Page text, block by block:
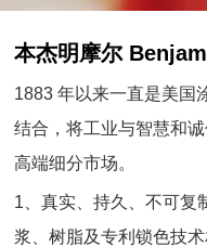
本杰明摩尔
1883 年以来一直是美国
结合，将工业与智慧和
高端细分市场。
1、真实、持久、不可复
浆、树脂及专利锁色技术